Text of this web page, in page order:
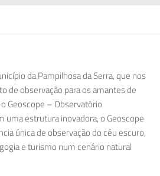
da Pampilhosa da Serra, que nos
de observação para os amantes de
Geoscope – Observatório
uma estrutura inovadora, o Geoscope
única de observação do céu escuro,
e turismo num cenário natural